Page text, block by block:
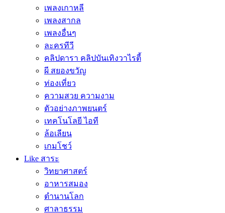
เพลงเกาหลี
เพลงสากล
เพลงอื่นๆ
ละครทีวี
คลิปดารา คลิปบันเทิงวาไรตี้
ผี สยองขวัญ
ท่องเที่ยว
ความสวย ความงาม
ตัวอย่างภาพยนตร์
เทคโนโลยี ไอที
ล้อเลียน
เกมโชว์
Like สาระ
วิทยาศาสตร์
อาหารสมอง
ตำนานโลก
ศาลาธรรม